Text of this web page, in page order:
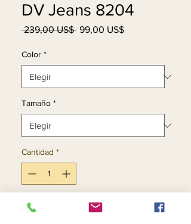
DV Jeans 8204
239,00 US$ Precio
99,00 US$Precio
Color *
Tamaño *
Cantidad *
Agregar al carrito